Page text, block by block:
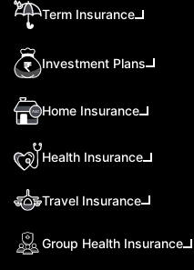
Term Insurance
Investment Plans
Home Insurance
Health Insurance
Travel Insurance
Group Health Insurance